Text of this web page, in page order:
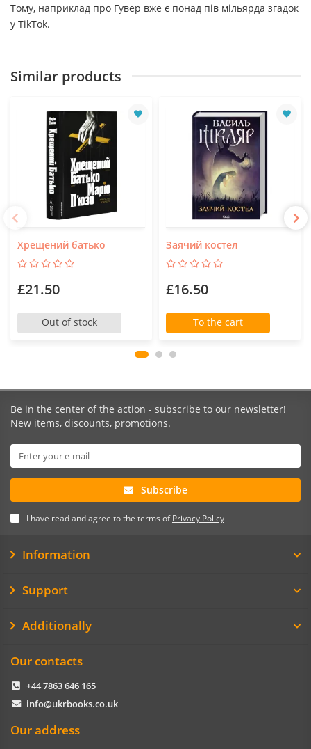
Тому, наприклад про Гувер вже є понад пів мільярда згадок
у TikTok.
Similar products
Хрещений батько
£21.50
Out of stock
Заячий костел
£16.50
To the cart
Be in the center of the action - subscribe to our newsletter!
New items, discounts, promotions.
Subscribe
I have read and agree to the terms ofPrivacy Policy
Information
Support
Additionally
Our contacts
+44 7863 646 165
info@ukrbooks.co.uk
Our address